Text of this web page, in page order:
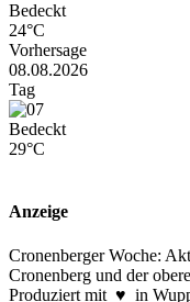
Bedeckt
24°C
Vorhersage
08.08.2026
Tag
Bedeckt
29°C
Anzeige
Cronenberger Woche:
Cronenberg und der
Produziert mit ♥ in